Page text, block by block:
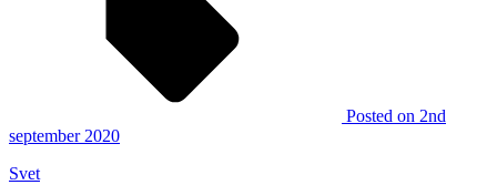
Posted on 2nd
september 2020
Svet